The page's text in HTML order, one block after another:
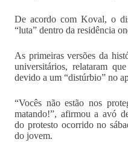
De acordo com Koval, o
“luta” dentro da residência
As primeiras versões da
universitários, relataram
devido a um “distúrbio” no
“Vocês não estão nos
matando!”, afirmou a avó
do protesto ocorrido no
do jovem.